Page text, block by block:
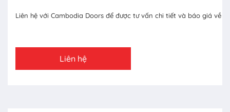
Liên hệ với Cambodia Doors để được tư vấn chi tiết và báo giá về
Liên hệ